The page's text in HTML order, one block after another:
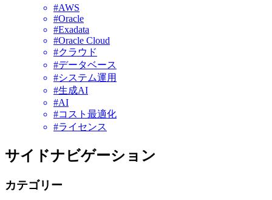
#AWS
#Oracle
#Exadata
#Oracle Cloud
#クラウド
#データベース
#システム運用
#生成AI
#AI
#コスト最適化
#ライセンス
サイドナビゲーション
カテゴリー